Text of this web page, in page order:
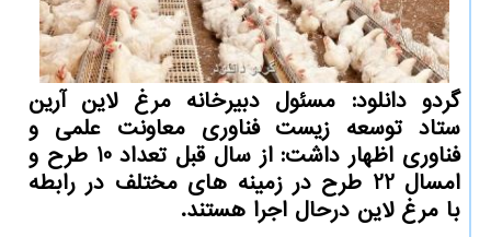
گردو دانلود: مسئول دبیرخانه مرغ لاین آرین
ستاد توسعه زیست فناوری معاونت علمی و
فناوری اظهار داشت: از سال قبل تعداد 10 طرح و
امسال 22 طرح در زمینه های مختلف در رابطه
با مرغ لاین درحال اجرا هستند.